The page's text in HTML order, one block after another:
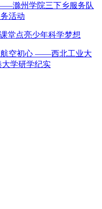
滁州学院三下乡服务队
活动
堂点亮少年科学梦想
航空初心 ——西北工业大
大学研学纪实